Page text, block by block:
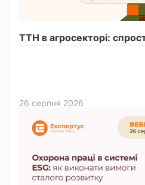
ТТН в агросекторі:
26 серпня 2026